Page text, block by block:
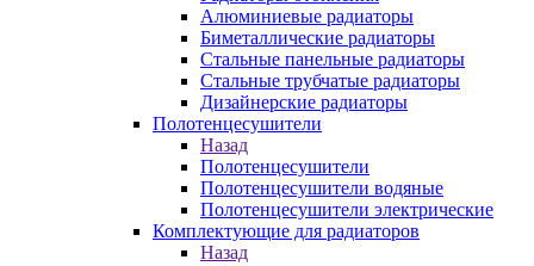
Алюминиевые радиаторы
Биметаллические радиаторы
Стальные панельные радиаторы
Стальные трубчатые радиаторы
Дизайнерские радиаторы
Полотенцесушители
Назад
Полотенцесушители
Полотенцесушители водяные
Полотенцесушители электрические
Комплектующие для радиаторов
Назад